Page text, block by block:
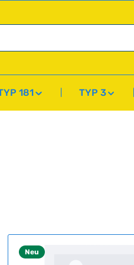
181 TYP 3
Neu